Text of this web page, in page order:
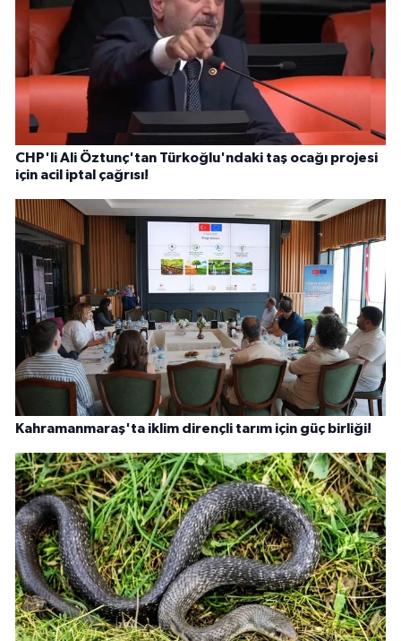
CHP'li Ali Öztunç'tan Türkoğlu'ndaki taş ocağı projesi
için acil iptal çağrısı!
Kahramanmaraş'ta iklim dirençli tarım için güç birliği!